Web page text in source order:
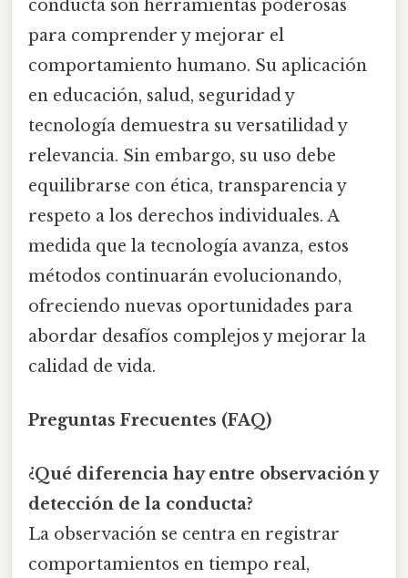
conducta son herramientas poderosas
para comprender y mejorar el
comportamiento humano. Su aplicación
en educación, salud, seguridad y
tecnología demuestra su versatilidad y
relevancia. Sin embargo, su uso debe
equilibrarse con ética, transparencia y
respeto a los derechos individuales. A
medida que la tecnología avanza, estos
métodos continuarán evolucionando,
ofreciendo nuevas oportunidades para
abordar desafíos complejos y mejorar la
calidad de vida.
Preguntas Frecuentes (FAQ)
¿Qué diferencia hay entre observación y
detección de la conducta?
La observación se centra en registrar
comportamientos en tiempo real,